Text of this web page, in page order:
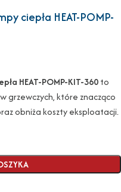
ciepła HEAT-POMP-
HEAT-POMP-KIT-360to
grzewczych, które znacząco
obniża koszty eksploatacji.